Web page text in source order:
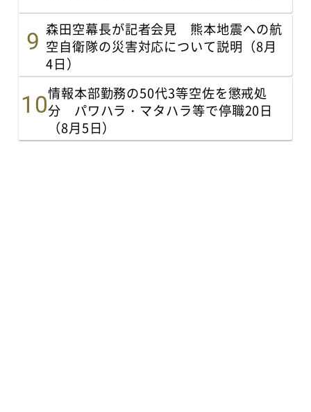
森田空幕長が記者会見 熊本地震への航
空自衛隊の災害対応について説明（8月
4日）
情報本部勤務の50代3等空佐を懲戒処
分 パワハラ・マタハラ等で停職20日
（8月5日）